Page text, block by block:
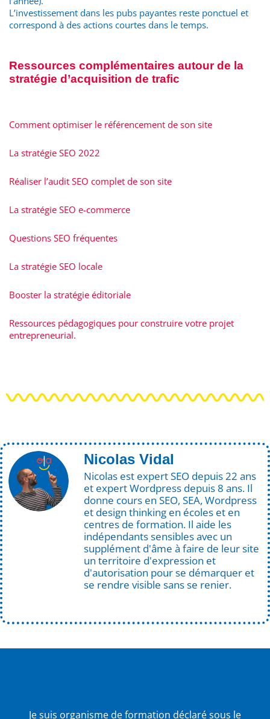
L’investissement dans les pubs payantes reste ponctuel et
correspond à des actions courtes dans le temps.
Ressources complémentaires autour de la
stratégie d’acquisition de trafic
Comment optimiser le référencement de son site
La stratégie SEO 2022
Réaliser l’audit SEO complet de son site
La stratégie SEO e-commerce
Questions SEO fréquentes
La stratégie SEO locale
Booster la stratégie éditoriale
Ressources pédagogiques pour construire votre projet
entrepreneurial.
Nicolas Vidal
Nicolas est expert SEO depuis 22 ans
et expert Wordpress depuis 8 ans. Il
donne cours en SEO, SEA, Wordpress
et design thinking en écoles et en
centres de formation. Il aide les
indépendants sensibles avec un
supplément d'âme à faire de leur site
un territoire d'expression et
d'autorisation pour se démarquer et
se rendre visible sans se renier.
Je suis organisme de formation déclaré sous le